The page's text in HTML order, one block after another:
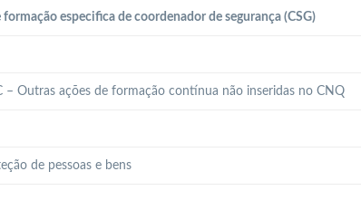
especifica de coordenador de segurança (CSG)
– Outras ações de formação contínua não inseridas no CNQ
de pessoas e bens